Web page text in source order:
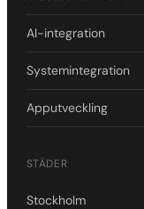
AI-integration
Systemintegration
Apputveckling
STÄDER
Stockholm